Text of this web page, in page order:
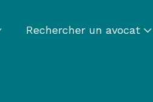
Rechercher un avocat